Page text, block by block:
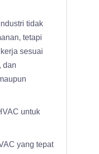
tidak
tetapi
sesuai
dan
untuk
yang tepat